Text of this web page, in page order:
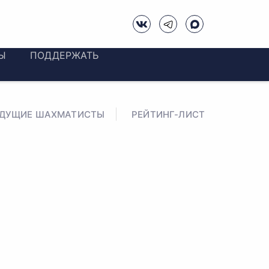
ПОДДЕРЖАТЬ
ШАХМАТИСТЫ РЕЙТИНГ-ЛИСТ